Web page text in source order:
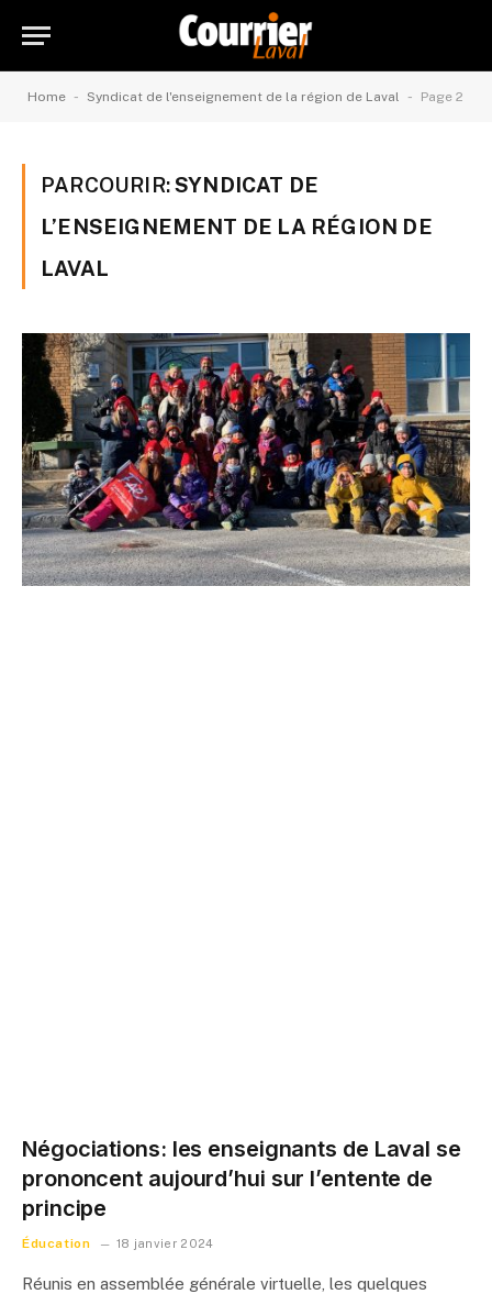
Home - Syndicat de l'enseignement de la région de Laval - Page 2
PARCOURIR:SYNDICAT DE
L’ENSEIGNEMENT DE LA RÉGION DE
LAVAL
Négociations: les enseignants de Laval se
prononcent aujourd’hui sur l’entente de
principe
Éducation 18 janvier 2024
Réunis en assemblée générale virtuelle, les quelques